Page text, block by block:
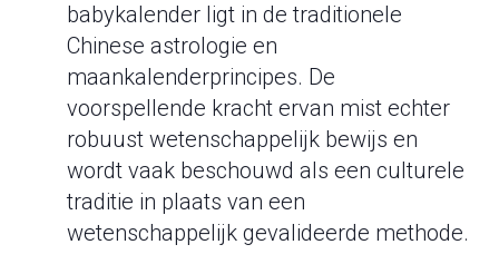
babykalender ligt in de traditionele
Chinese astrologie en
maankalenderprincipes. De
voorspellende kracht ervan mist echter
robuust wetenschappelijk bewijs en
wordt vaak beschouwd als een culturele
traditie in plaats van een
wetenschappelijk gevalideerde methode.